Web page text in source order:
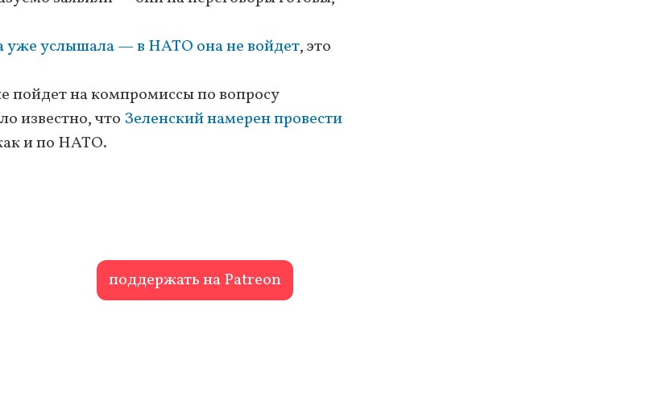
уже услышала — в НАТО она не войдет, это
пойдет на компромиссы по вопросу
известно, что Зеленский намерен провести
и по НАТО.
поддержать на Patreon